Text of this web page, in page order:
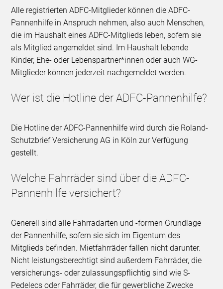
Alle registrierten ADFC-Mitglieder können die ADFC-
Pannenhilfe in Anspruch nehmen, also auch Menschen,
die im Haushalt eines ADFC-Mitglieds leben, sofern sie
als Mitglied angemeldet sind. Im Haushalt lebende
Kinder, Ehe- oder Lebenspartner*innen oder auch WG-
Mitglieder können jederzeit nachgemeldet werden.
Wer ist die Hotline der ADFC-Pannenhilfe?
Die Hotline der ADFC-Pannenhilfe wird durch die Roland-
Schutzbrief Versicherung AG in Köln zur Verfügung
gestellt.
Welche Fahrräder sind über die ADFC-
Pannenhilfe versichert?
Generell sind alle Fahrradarten und -formen Grundlage
der Pannenhilfe, sofern sie sich im Eigentum des
Mitglieds befinden. Mietfahrräder fallen nicht darunter.
Nicht leistungsberechtigt sind außerdem Fahrräder, die
versicherungs- oder zulassungspflichtig sind wie S-
Pedelecs oder Fahrräder, die für gewerbliche Zwecke